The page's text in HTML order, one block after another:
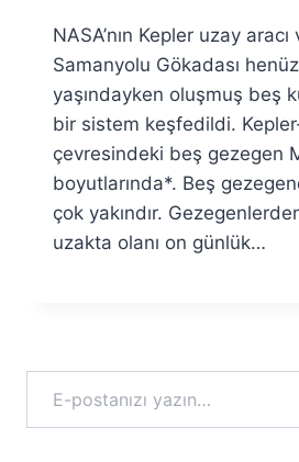
Fuat
Özyar
NASA’nın Kepler uzay
Samanyolu Gökadası
yaşındayken oluşmuş beş
bir sistem keşfedildi. Kepler-
çevresindeki beş gezegen
boyutlarında*. Beş
çok yakındır.
uzakta olanı on günlük…
E-postanızı yazın…